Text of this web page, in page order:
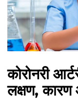
कोरोनरी
लक्षण,